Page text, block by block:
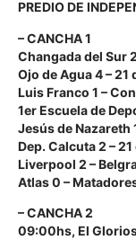
PREDIO DE
– CANCHA 1
Changada del Sur
Ojo de Agua 4 – 21
Luis Franco 1 –
1er Escuela de
Jesús de Nazareth
Dep. Calcuta 2 –
Liverpool 2 –
Atlas 0 –
– CANCHA 2
09:00hs, El